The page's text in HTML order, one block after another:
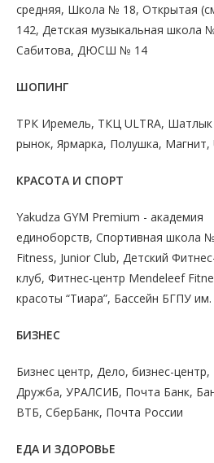
средняя, Школа № 18, Открытая
142, Детская музыкальная школа
Сабитова, ДЮСШ № 14
ШОПИНГ
ТРК Иремель, ТКЦ ULTRA, Шатлык
рынок, Ярмарка, Полушка, Магнит,
КРАСОТА И СПОРТ
Yakudza GYM Premium - академия
единоборств, Спортивная школа
Fitness, Junior Club, Детский
клуб, Фитнес-центр Mendeleef
красоты “Тиара”, Бассейн БГПУ
БИЗНЕС
Бизнес центр, Дело, бизнес-
Дружба, УРАЛСИБ, Почта Банк,
ВТБ, СберБанк, Почта России
ЕДА И ЗДОРОВЬЕ